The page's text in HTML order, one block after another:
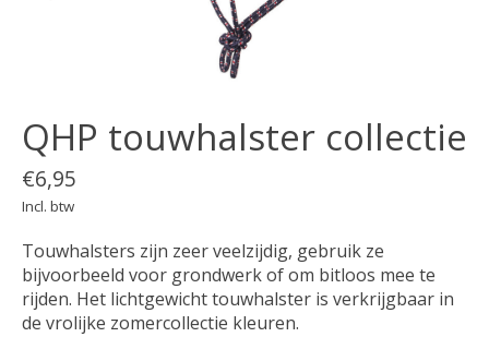
QHP touwhalster collectie
€6,95
Incl. btw
Touwhalsters zijn zeer veelzijdig, gebruik ze
bijvoorbeeld voor grondwerk of om bitloos mee te
rijden. Het lichtgewicht touwhalster is verkrijgbaar in
de vrolijke zomercollectie kleuren.